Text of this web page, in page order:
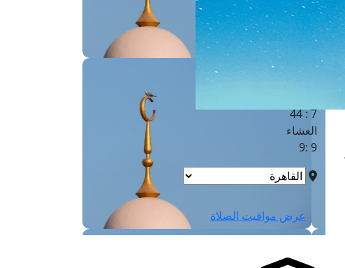
الظهر
العصر
7 : 44
العشاء
9 :9
عرض مواقيت الصلاة